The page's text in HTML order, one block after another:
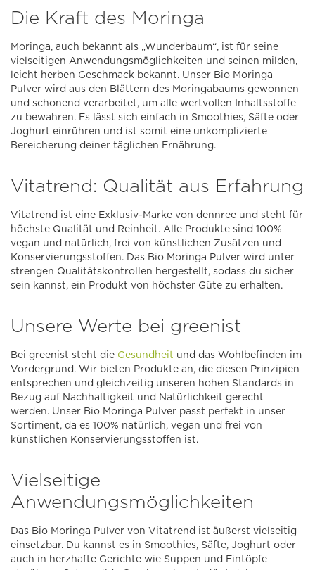
Die Kraft des Moringa
Moringa, auch bekannt als „Wunderbaum“, ist für seine
vielseitigen Anwendungsmöglichkeiten und seinen milden,
leicht herben Geschmack bekannt. Unser Bio Moringa
Pulver wird aus den Blättern des Moringabaums gewonnen
und schonend verarbeitet, um alle wertvollen Inhaltsstoffe
zu bewahren. Es lässt sich einfach in Smoothies, Säfte oder
Joghurt einrühren und ist somit eine unkomplizierte
Bereicherung deiner täglichen Ernährung.
Vitatrend: Qualität aus Erfahrung
Vitatrend ist eine Exklusiv-Marke von dennree und steht für
höchste Qualität und Reinheit. Alle Produkte sind 100%
vegan und natürlich, frei von künstlichen Zusätzen und
Konservierungsstoffen. Das Bio Moringa Pulver wird unter
strengen Qualitätskontrollen hergestellt, sodass du sicher
sein kannst, ein Produkt von höchster Güte zu erhalten.
Unsere Werte bei greenist
Bei greenist steht die Gesundheit und das Wohlbefinden im
Vordergrund. Wir bieten Produkte an, die diesen Prinzipien
entsprechen und gleichzeitig unseren hohen Standards in
Bezug auf Nachhaltigkeit und Natürlichkeit gerecht
werden. Unser Bio Moringa Pulver passt perfekt in unser
Sortiment, da es 100% natürlich, vegan und frei von
künstlichen Konservierungsstoffen ist.
Vielseitige
Anwendungsmöglichkeiten
Das Bio Moringa Pulver von Vitatrend ist äußerst vielseitig
einsetzbar. Du kannst es in Smoothies, Säfte, Joghurt oder
auch in herzhafte Gerichte wie Suppen und Eintöpfe